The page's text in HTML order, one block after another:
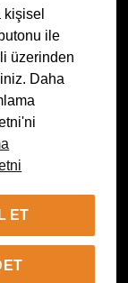
kişisel
ile
üzerinden
Daha
ET